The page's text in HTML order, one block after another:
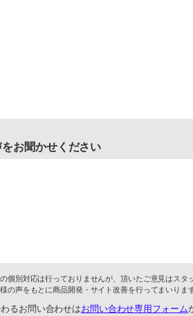
お聞かせください
個別対応は行っておりませんが、頂いたご意見はスタ
の声をもとに商品開発・サイト改善を行ってまいります
るお問い合わせはお問い合わせ専用フォーム